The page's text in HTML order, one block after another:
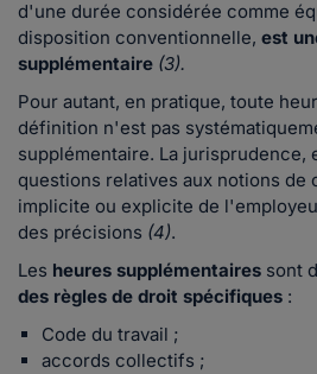
d'une durée considérée comme
disposition conventionnelle, est
supplémentaire (3).
Pour autant, en pratique, toute
définition n'est pas
supplémentaire. La jurisprudence,
questions relatives aux notions de
implicite ou explicite de
des précisions (4).
Les heures supplémentaires sont
des règles de droit spécifiques :
Code du travail ;
accords collectifs ;